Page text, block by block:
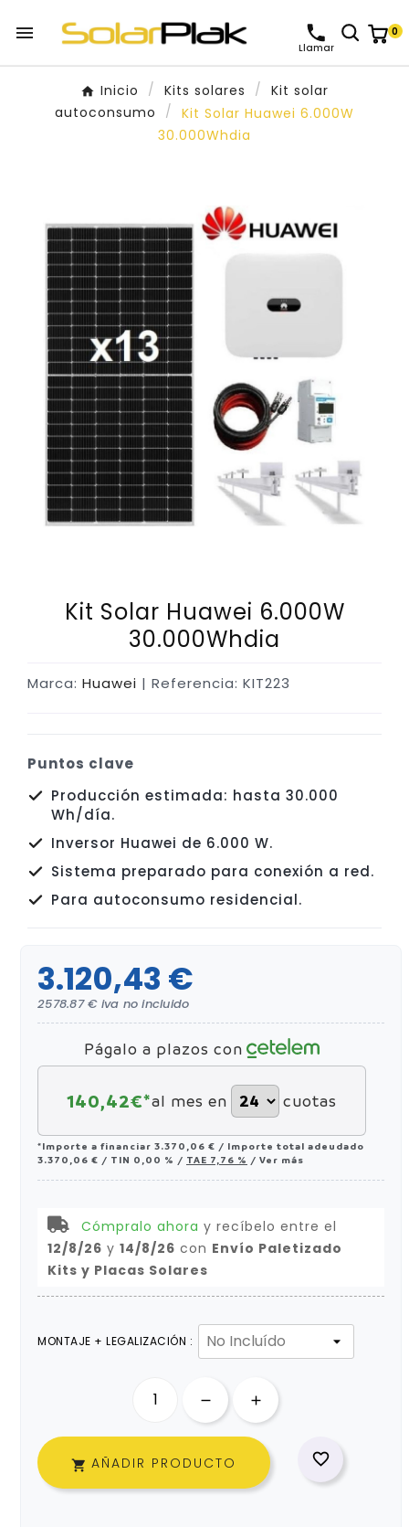

Llamar
0
Inicio Kits solares
Kit solar
autoconsumo
Kit Solar Huawei 6.000W
30.000Whdia
Kit Solar Huawei 6.000W
30.000Whdia
Marca: Huawei | Referencia: KIT223
Puntos clave
Producción estimada: hasta 30.000
Wh/día.
Inversor Huawei de 6.000 W.
Sistema preparado para conexión a red.
Para autoconsumo residencial.
3.120,43 €
2578.87 € iva no incluido
Págalo a plazos con
140,42€*al mes en cuotas
*Importe a financiar 3.370,06 € / Importe total adeudado
3.370,06 € / TIN 0,00 % / TAE 7,76 % / Ver más
Cómpralo ahora y recíbelo entre el
12/8/26 y 14/8/26 con Envío Paletizado
Kits y Placas Solares
MONTAJE + LEGALIZACIÓN :
 AÑADIR PRODUCTO 